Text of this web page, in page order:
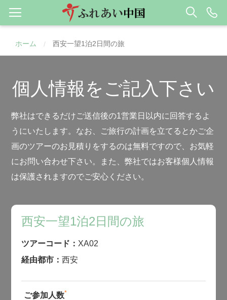
ホーム / 西安一望1泊2日間の旅
個人情報をご記入下さい
弊社はできるだけご送信後の1営業日以内に回答するよ
うにいたします。なお、ご旅行の計画を立てるとかご企
画のツアーのお見積りをするのは無料ですので、お気軽
にお問い合わせ下さい。また、弊社ではお客様個人情報
は保護されますのでご安心ください。
西安一望1泊2日間の旅
ツアーコード： XA02
経由都市：西安
ご参加人数*